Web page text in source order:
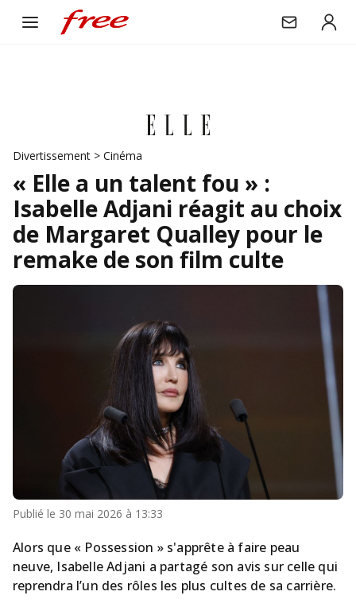
Divertissement > Cinéma
« Elle a un talent fou » :
Isabelle Adjani réagit au choix
de Margaret Qualley pour le
remake de son film culte
Publié le 30 mai 2026 à 13:33
Alors que « Possession » s'apprête à faire peau
neuve, Isabelle Adjani a partagé son avis sur celle qui
reprendra l’un des rôles les plus cultes de sa carrière.